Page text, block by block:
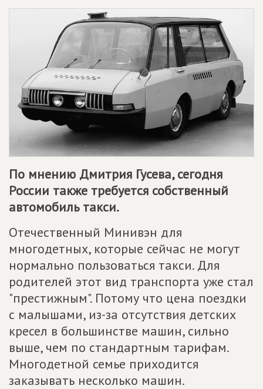
По мнению Дмитрия Гусева, сегодня
России также требуется собственный
автомобиль такси.
Отечественный Минивэн для
многодетных, которые сейчас не могут
нормально пользоваться такси. Для
родителей этот вид транспорта уже стал
"престижным". Потому что цена поездки
с малышами, из-за отсутствия детских
кресел в большинстве машин, сильно
выше, чем по стандартным тарифам.
Многодетной семье приходится
заказывать несколько машин.